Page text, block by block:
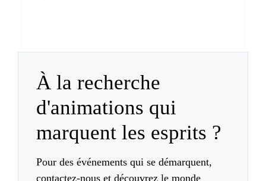
À la recherche
d'animations qui
marquent les esprits ?
Pour des événements qui se démarquent,
contactez-nous et découvrez le monde